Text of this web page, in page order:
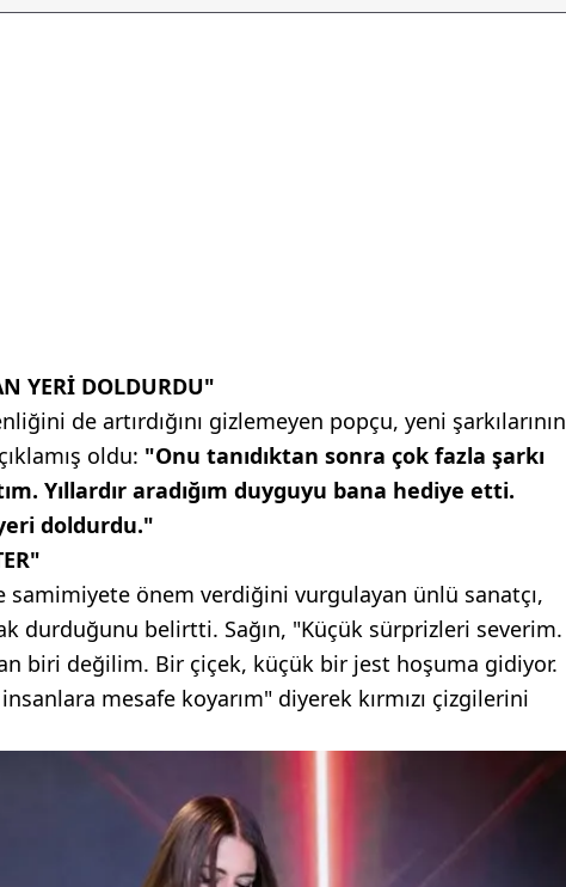
YERİ DOLDURDU"
de artırdığını gizlemeyen popçu, yeni şarkılarının
oldu: "Onu tanıdıktan sonra çok fazla şarkı
Yıllardır aradığım duyguyu bana hediye etti.
doldurdu."
samimiyete önem verdiğini vurgulayan ünlü sanatçı,
durduğunu belirtti. Sağın, "Küçük sürprizleri severim.
biri değilim. Bir çiçek, küçük bir jest hoşuma gidiyor.
mesafe koyarım" diyerek kırmızı çizgilerini